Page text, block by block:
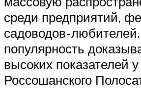
среди предприятий,
садоводов-
популярность
высоких показателей у
Россошанского